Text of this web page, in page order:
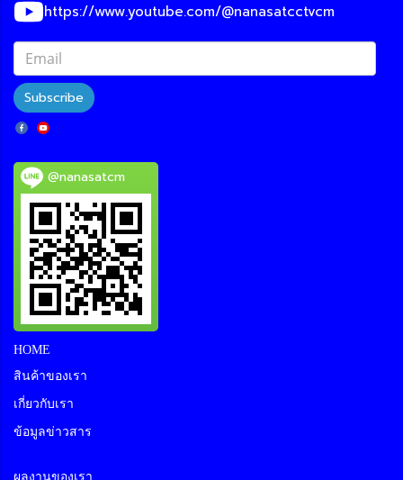
https://www.youtube.com/@nanasatcctvcm
Subscribe
@nanasatcm
HOME
สินค้าของเรา
เกี่ยวกับเรา
ข้อมูลข่าวสาร
ผลงานของเรา